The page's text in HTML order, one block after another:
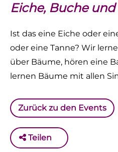
Eiche, Buche und
Ist das eine Eiche oder
oder eine Tanne? Wir
über Bäume, hören eine
lernen Bäume mit allen
Zurück zu den Events
Teilen